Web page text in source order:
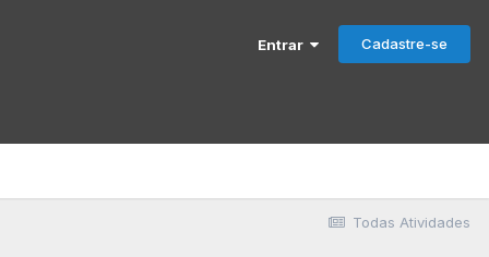
Entrar Cadastre-se
Todas Atividades